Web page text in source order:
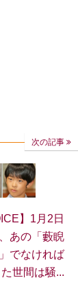
次の記事
】1月2日
あの「藪睨
でなければ
た世間は騒...